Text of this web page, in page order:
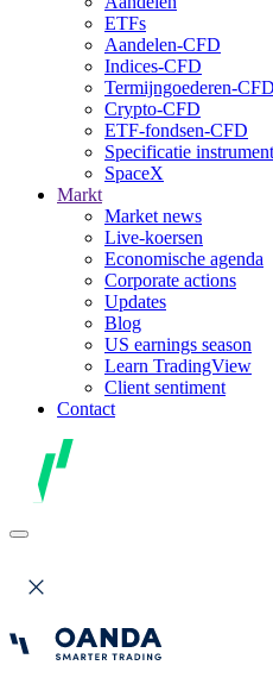
ETFs
Aandelen-CFD
Indices-CFD
Termijngoederen-CFD
Crypto-CFD
ETF-fondsen-CFD
Specificatie instrument
SpaceX
Markt
Market news
Live-koersen
Economische agenda
Corporate actions
Updates
Blog
US earnings season
Learn TradingView
Client sentiment
Contact